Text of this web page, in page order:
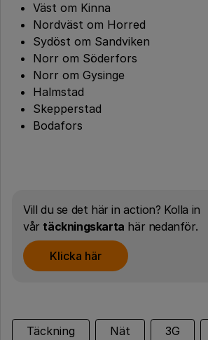
Väst om Kinna
Nordväst om Horred
Sydöst om Sandviken
Norr om Söderfors
Norr om Gysinge
Halmstad
Skepperstad
Bodafors
Vill du se det här in action? Kolla in
vår täckningskarta här nedanför.
Klicka här
Täckning Nät 3G